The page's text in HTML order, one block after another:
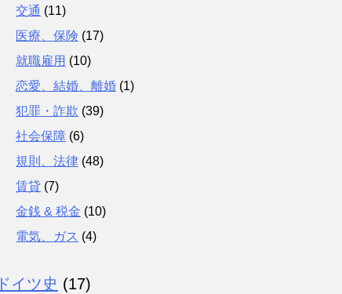
交通 (11)
医療、保険 (17)
就職雇用 (10)
恋愛、結婚、離婚 (1)
犯罪・詐欺 (39)
社会保障 (6)
規則、法律 (48)
賃貸 (7)
金銭 & 税金 (10)
電気、ガス (4)
ドイツ史 (17)